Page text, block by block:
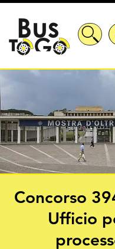
Concorso
Ufficio